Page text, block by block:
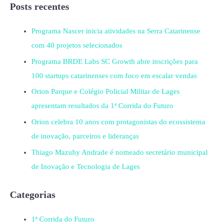
Posts recentes
Programa Nascer inicia atividades na Serra Catarinense
com 40 projetos selecionados
Programa BRDE Labs SC Growth abre inscrições para
100 startups catarinenses com foco em escalar vendas
Orion Parque e Colégio Policial Militar de Lages
apresentam resultados da 1ª Corrida do Futuro
Orion celebra 10 anos com protagonistas do ecossistema
de inovação, parceiros e lideranças
Thiago Mazuhy Andrade é nomeado secretário municipal
de Inovação e Tecnologia de Lages
Categorias
1ª Corrida do Futuro